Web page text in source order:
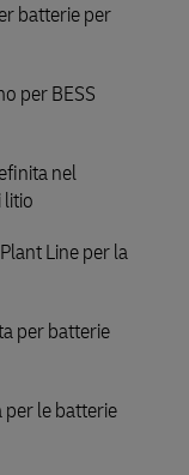
batterie per
per BESS
nel
litio
Line per la
per batterie
per le batterie